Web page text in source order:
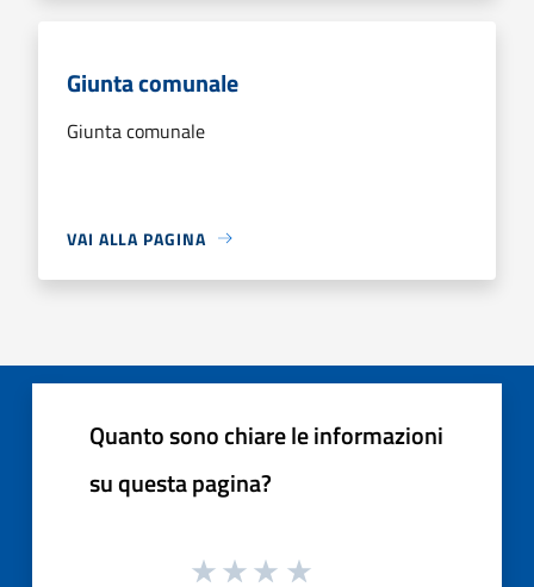
Giunta comunale
Giunta comunale
VAI ALLA PAGINA
Quanto sono chiare le informazioni
su questa pagina?